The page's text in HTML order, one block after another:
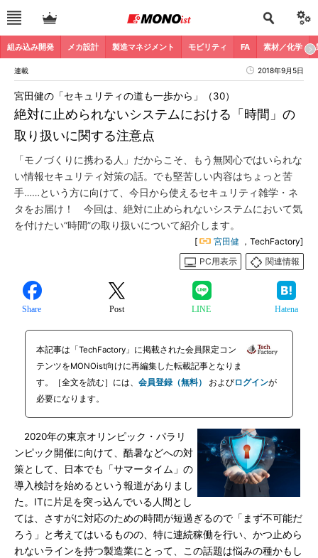
組み込み開発 メカ設計 製造マネジメント モビリティ FA 素材／化学
連載 2018年9月5日
絶対に止められないシステムにおける「時間」の
取り扱いに関する注意点
宮田健の「セキュリティの道も一歩から」（30）
「モノづくりに携わる人」だからこそ、もう無関心ではいられな
い情報セキュリティ対策の話。でも堅苦しい内容はちょっと苦
手……という方に向けて、今日から使えるセキュリティ雑学・ネ
タをお届け！ 今回は、絶対に止められないシステムにおいて気
を付けたい“時間”の取り扱いについて紹介します。
[ 宮田健 ，TechFactory]
PC用表示
関連情報
Share Post LINE Hatena
本記事は「TechFactory」に掲載された会員限定コン
テンツをMONOist向けに再編集した転載記事となりま
す。［全文を読む］には、 会員登録（無料） およびログインが
必要になります。
2020年の東京オリンピック・パラリ
ンピック開催に向けて、酷暑などへの対
策として、日本でも「サマータイム」の
導入検討を始めるという報道がありまし
た。ITに片足を突っ込んでいる人間とし
ては、さすがに対応のための時間が短過ぎるので「まず不可能だ
ろう」と考えてはいるものの、特に連続稼働を行い、かつ止めら
れないラインを持つ製造業にとって、この話題は悩みの種かもし